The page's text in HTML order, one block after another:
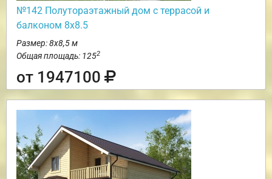
№142 Полутораэтажный дом с террасой и
балконом 8х8.5
Размер: 8х8,5 м
Общая площадь: 1252
от 1947100